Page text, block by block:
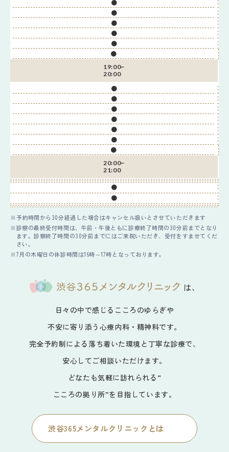
●
●
●
●
●
●
19:00~
20:00
●
●
●
●
●
●
●
20:00~
21:00
●
●
予約時間から30分経過した場合はキャンセル扱いとさせていただきます
診察の最終受付時間は、午前・午後ともに診療終了時間の30分前までとなり
ます。診察終了時間の30分前までにはご来院いただき、受付をすませてくだ
さい。
7月の木曜日の休診時間は16時～17時となっております。
は、
日々の中で感じるこころのゆらぎや
不安に寄り添う心療内科・精神科です。
完全予約制による落ち着いた環境と丁寧な診療で、
安心してご相談いただけます。
どなたも気軽に訪れられる“
こころの拠り所”を目指しています。
渋谷365メンタルクリニックとは